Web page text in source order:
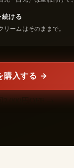
続ける
リームはそのままで。
購入する →
2,000円OFF →